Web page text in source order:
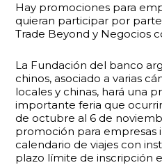
Hay promociones para
quieran participar por
Trade Beyond y Negocios
La Fundación del banco
chinos, asociado a varias
locales y chinas, hará una
importante feria que
de octubre al 6 de
promoción para empresas
calendario de viajes con
plazo límite de inscripción